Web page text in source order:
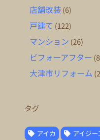
店舗改装(6)
戸建て (122)
マンション (26)
ビフォーアフター
大津市リフォーム
タグ
アイカ アイジー